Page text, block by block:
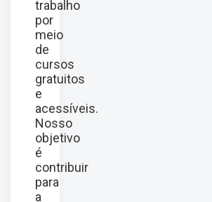
trabalho
por
meio
de
cursos
gratuitos
e
acessíveis.
Nosso
objetivo
é
contribuir
para
a